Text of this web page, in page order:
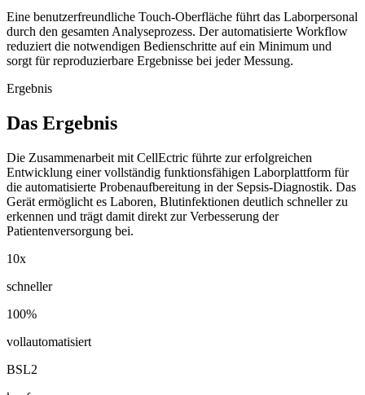
Eine benutzerfreundliche Touch-Oberfläche führt das Laborpersonal
durch den gesamten Analyseprozess. Der automatisierte Workflow
reduziert die notwendigen Bedienschritte auf ein Minimum und
sorgt für reproduzierbare Ergebnisse bei jeder Messung.
Ergebnis
Das Ergebnis
Die Zusammenarbeit mit CellEctric führte zur erfolgreichen
Entwicklung einer vollständig funktionsfähigen Laborplattform für
die automatisierte Probenaufbereitung in der Sepsis-Diagnostik. Das
Gerät ermöglicht es Laboren, Blutinfektionen deutlich schneller zu
erkennen und trägt damit direkt zur Verbesserung der
Patientenversorgung bei.
10x
schneller
100%
vollautomatisiert
BSL2